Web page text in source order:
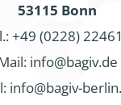
53115 Bonn
+49 (0228)
info@bagiv.de
info@bagiv-